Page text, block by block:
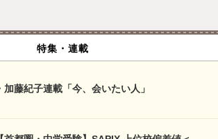
特集・連載
加藤紀子連載「今、会いたい人」